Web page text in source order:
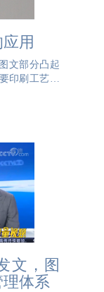
用
文部分凸起
印刷工艺之
到改进。凸
在以
文，图
体系